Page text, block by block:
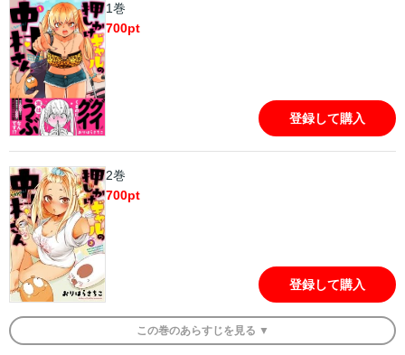
晒す中村さんに今日もタジタジ！ だけどすぐ赤面!? ギャルとオタク
のドギマギ同居ラブコメ!!
1巻
700pt
登録して購入
2巻
700pt
登録して購入
この巻のあらすじを 見る ▼